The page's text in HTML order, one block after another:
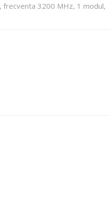
frecventa 3200 MHz, 1 modul,